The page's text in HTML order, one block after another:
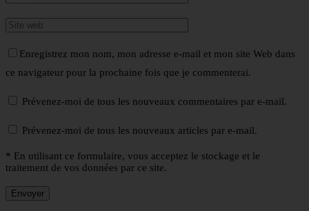
Enregistrez mon nom, mon adresse e-mail et mon site Web dans
ce navigateur pour la prochaine fois que je commenterai.
Prévenez-moi de tous les nouveaux commentaires par e-mail.
Prévenez-moi de tous les nouveaux articles par e-mail.
* En utilisant ce formulaire, vous acceptez le stockage et le
traitement de vos données par ce site.